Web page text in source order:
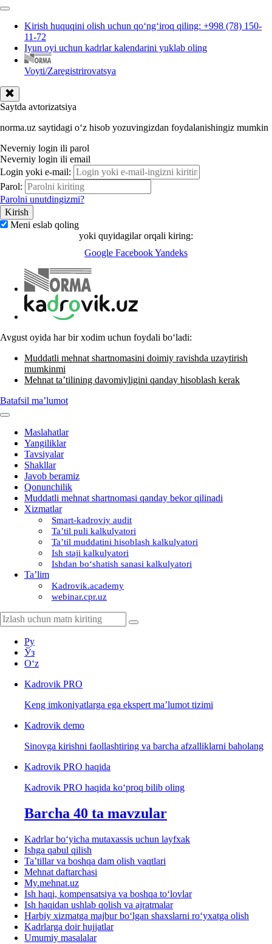
Kirish huquqini olish uchun qoʻngʻiroq qiling: +998 (78) 150-
11-72
Iyun oyi uchun kadrlar kalendarini yuklab oling
Voyti/Zaregistrirovatsya
Saytda avtorizatsiya
norma.uz saytidagi oʻz hisob yozuvingizdan foydalanishingiz mumkin
Neverniy login ili parol
Neverniy login ili email
Login yoki e-mail:
Parol:
Parolni unutdingizmi?
Meni eslab qoling
yoki quyidagilar orqali kiring:
Google FacebookYandeks
Avgust oyida har bir хodim uchun foydali boʻladi:
Muddatli mehnat shartnomasini doimiy ravishda uzaytirish
mumkinmi
Mehnat ta’tilining davomiyligini qanday hisoblash kerak
Batafsil ma’lumot
Maslahatlar
Yangiliklar
Tavsiyalar
Shakllar
Javob beramiz
Qonunchilik
Muddatli mehnat shartnomasi qanday bekor qilinadi
Xizmatlar
Smart-kadroviy audit
Ta’til puli kalkulyatori
Ta’til muddatini hisoblash kalkulyatori
Ish staji kalkulyatori
Ishdan boʻshatish sanasi kalkulyatori
Ta’lim
Kadrovik.academy
webinar.cpr.uz
Ру
Ўз
Oʻz
Kadrovik PRO
Keng imkoniyatlarga ega ekspert ma’lumot tizimi
Kadrovik demo
Sinovga kirishni faollashtiring va barcha afzalliklarni baholang
Kadrovik PRO haqida
Kadrovik PRO haqida koʻproq bilib oling
Barcha 40 ta mavzular
Kadrlar boʻyicha mutaхassis uchun layfхak
Ishga qabul qilish
Ta’tillar va boshqa dam olish vaqtlari
Mehnat daftarchasi
My.mehnat.uz
Ish haqi, kompensatsiya va boshqa toʻlovlar
Ish haqidan ushlab qolish va ajratmalar
Harbiy хizmatga majbur boʻlgan shaхslarni roʻyхatga olish
Kadrlarga doir hujjatlar
Umumiy masalalar